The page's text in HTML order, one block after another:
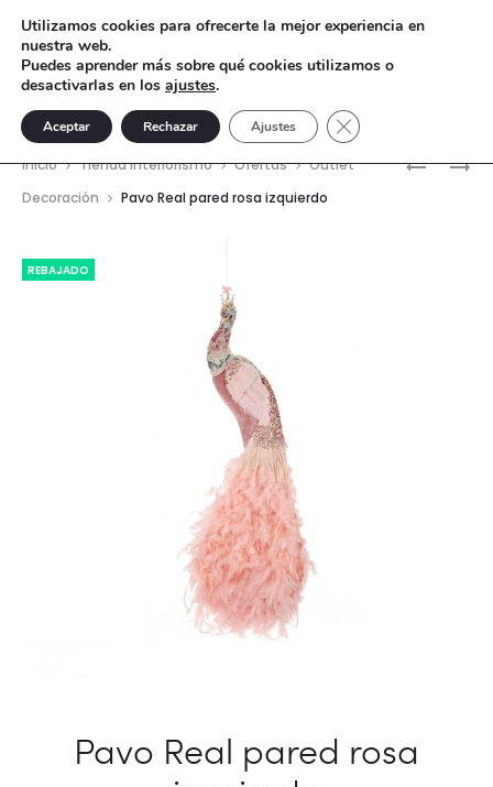
PAVO
Inicio Tienda interiorismo Ofertas
Outlet
Decoración
Pavo Real pared rosa izquierdo
REBAJADO
Pavo Real pared rosa
Utilizamos cookies para ofrecerte la mejor experiencia en
nuestra web.
Puedes aprender más sobre qué cookies utilizamos o
desactivarlas en los ajustes.
Aceptar Rechazar Ajustes Cerrar el banner de